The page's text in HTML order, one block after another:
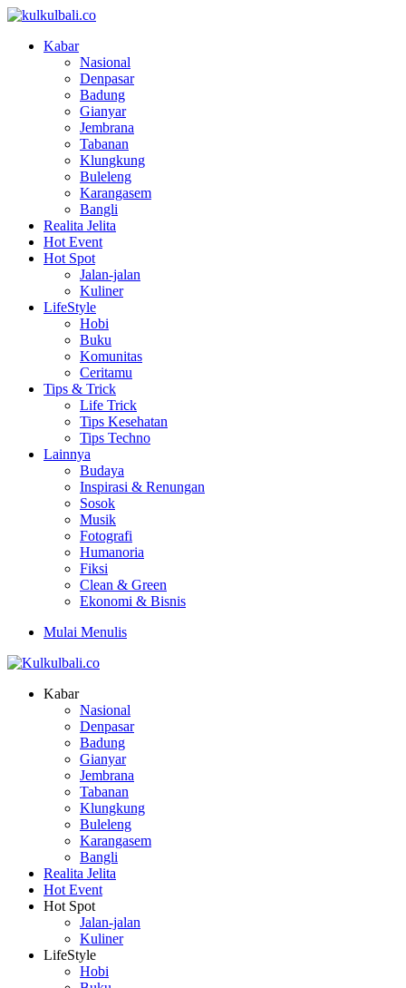
Kabar
Nasional
Denpasar
Badung
Gianyar
Jembrana
Tabanan
Klungkung
Buleleng
Karangasem
Bangli
Realita Jelita
Hot Event
Hot Spot
Jalan-jalan
Kuliner
LifeStyle
Hobi
Buku
Komunitas
Ceritamu
Tips & Trick
Life Trick
Tips Kesehatan
Tips Techno
Lainnya
Budaya
Inspirasi & Renungan
Sosok
Musik
Fotografi
Humanoria
Fiksi
Clean & Green
Ekonomi & Bisnis
Mulai Menulis
Kabar
Nasional
Denpasar
Badung
Gianyar
Jembrana
Tabanan
Klungkung
Buleleng
Karangasem
Bangli
Realita Jelita
Hot Event
Hot Spot
Jalan-jalan
Kuliner
LifeStyle
Hobi